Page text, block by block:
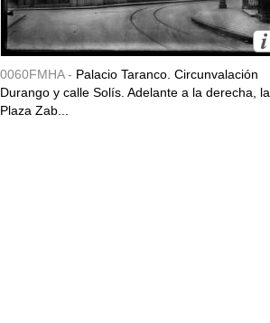
0060FMHA - Palacio Taranco. Circunvalación
Durango y calle Solís. Adelante a la derecha, la
Plaza Zab...